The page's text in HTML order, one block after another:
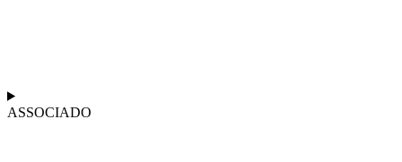
ASSOCIADO